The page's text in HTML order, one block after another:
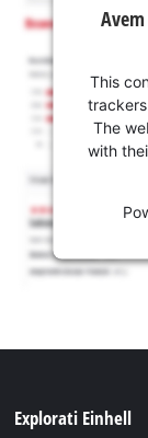
This
The
with
Explorati Einhell